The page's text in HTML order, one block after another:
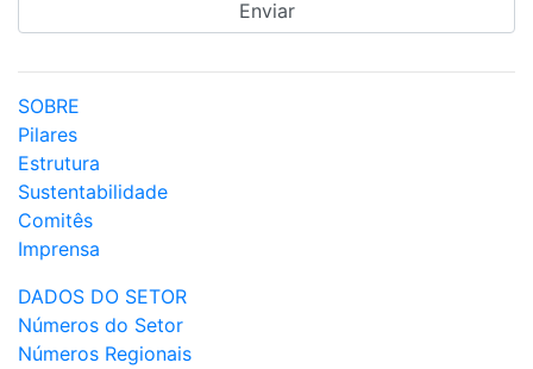
SOBRE
Pilares
Estrutura
Sustentabilidade
Comitês
Imprensa
DADOS DO SETOR
Números do Setor
Números Regionais